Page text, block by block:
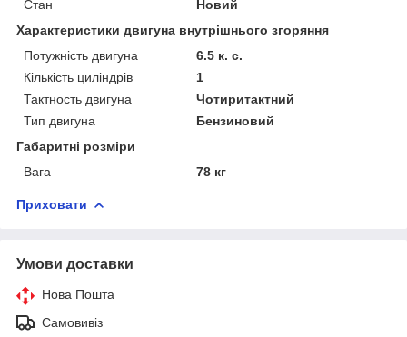
Стан
Новий
Характеристики двигуна внутрішнього згоряння
Потужність двигуна
6.5 к. с.
Кількість циліндрів
1
Тактность двигуна
Чотиритактний
Тип двигуна
Бензиновий
Габаритні розміри
Вага
78 кг
Приховати
Умови доставки
Нова Пошта
Самовивіз